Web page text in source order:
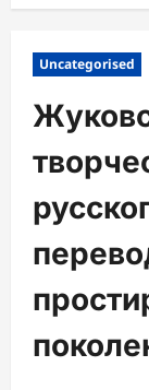
Uncategorised